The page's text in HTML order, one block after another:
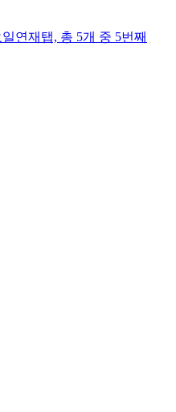
일연재 탭, 총 5개 중 5번째